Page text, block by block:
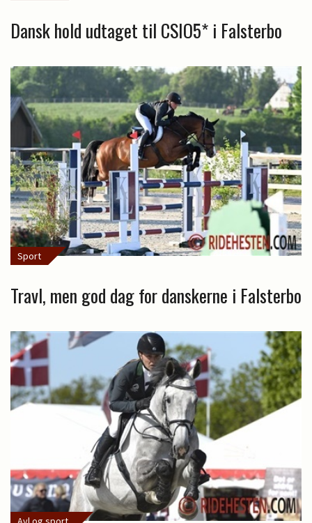
Dansk hold udtaget til CSIO5* i Falsterbo
Sport
Travl, men god dag for danskerne i Falsterbo